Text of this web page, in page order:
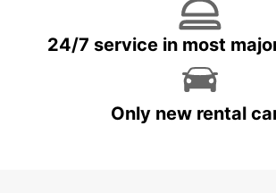
24/7 service in most
Only new rental